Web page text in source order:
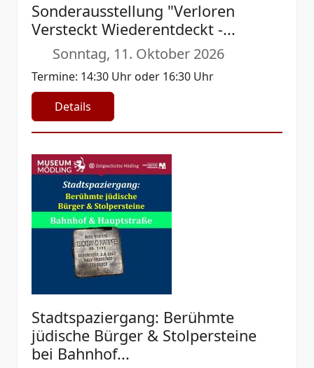
Sonderausstellung "Verloren
Versteckt Wiederentdeckt -...
Sonntag, 11. Oktober 2026
Termine: 14:30 Uhr oder 16:30 Uhr
Details
Stadtspaziergang: Berühmte
jüdische Bürger & Stolpersteine
bei Bahnhof...